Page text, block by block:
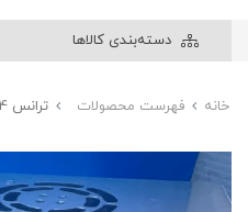
دسته‌بندی کالاها
خانه فهرست محصولات ترانس 24 ولت ۲۰ آمپر فن اتوماتیک